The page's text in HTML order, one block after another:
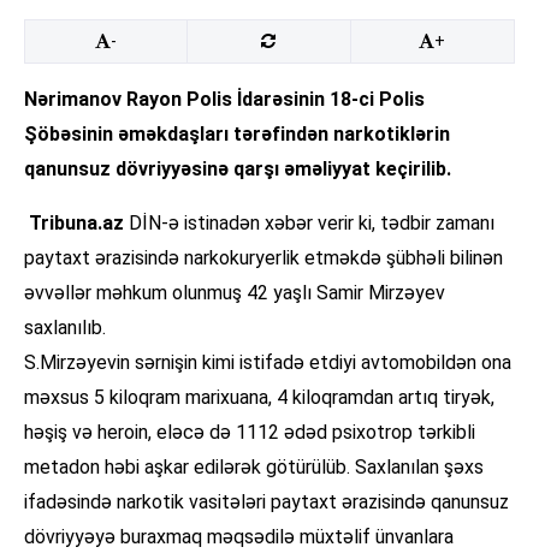
- +
Nərimanov Rayon Polis İdarəsinin 18-ci Polis
Şöbəsinin əməkdaşları tərəfindən narkotiklərin
qanunsuz dövriyyəsinə qarşı əməliyyat keçirilib.
Tribuna.az DİN-ə istinadən xəbər verir ki, tədbir zamanı
paytaxt ərazisində narkokuryerlik etməkdə şübhəli bilinən
əvvəllər məhkum olunmuş 42 yaşlı Samir Mirzəyev
saxlanılıb.
S.Mirzəyevin sərnişin kimi istifadə etdiyi avtomobildən ona
məxsus 5 kiloqram marixuana, 4 kiloqramdan artıq tiryək,
həşiş və heroin, eləcə də 1112 ədəd psixotrop tərkibli
metadon həbi aşkar edilərək götürülüb. Saxlanılan şəxs
ifadəsində narkotik vasitələri paytaxt ərazisində qanunsuz
dövriyyəyə buraxmaq məqsədilə müxtəlif ünvanlara